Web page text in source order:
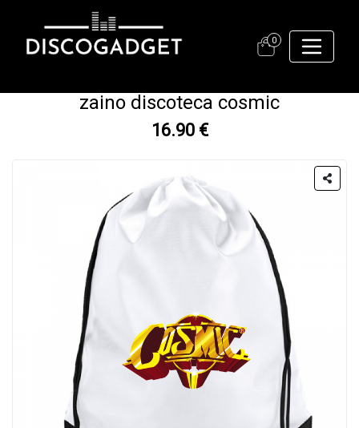
0
zaino discoteca cosmic
16.90 €